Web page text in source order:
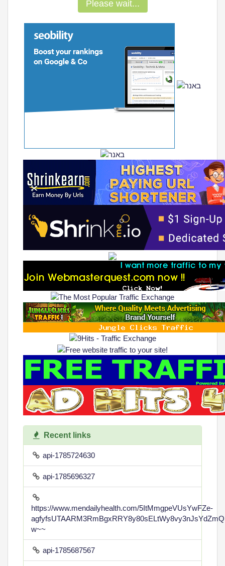
Please wait...
Recent links
api-1785724630
api-1785696327
https://www.mendailyhealth.com/5ItMmgpeVUsYwFZe-
w~~
api-1785687567